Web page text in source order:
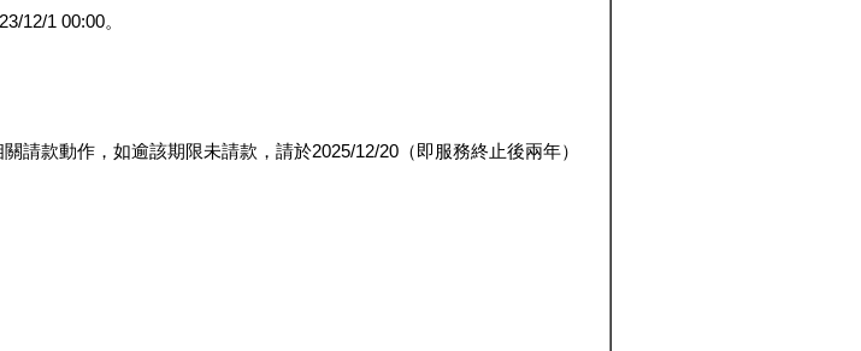
12/1 00:00。
請款動作，如逾該期限未請款，請於2025/12/20（即服務終止後兩年）